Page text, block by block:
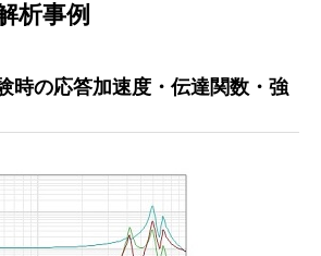
析事例
時の応答加速度・伝達関数・強